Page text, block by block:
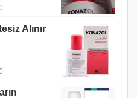
Alınır